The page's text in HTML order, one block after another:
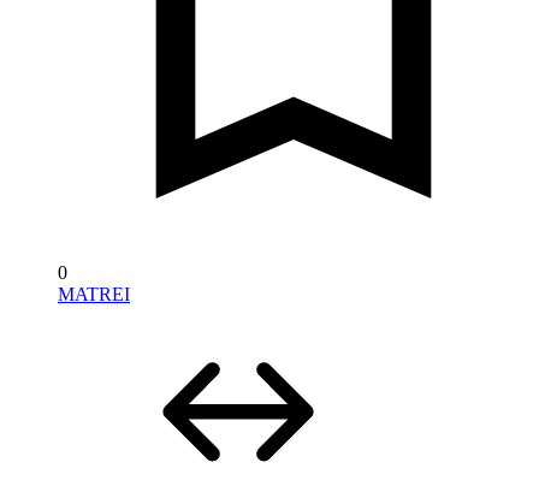
0
MATREI